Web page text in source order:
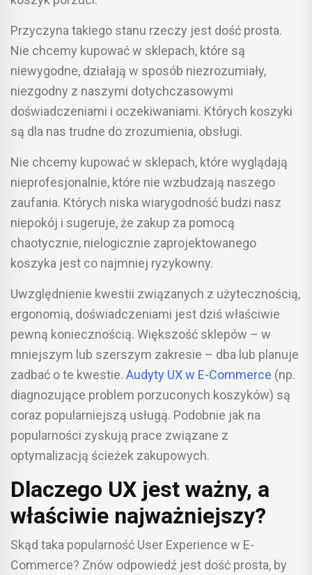
Przyczyna takiego stanu rzeczy jest dość prosta.
Nie chcemy kupować w sklepach, które są
niewygodne, działają w sposób niezrozumiały,
niezgodny z naszymi dotychczasowymi
doświadczeniami i oczekiwaniami. Których koszyki
są dla nas trudne do zrozumienia, obsługi.
Nie chcemy kupować w sklepach, które wyglądają
nieprofesjonalnie, które nie wzbudzają naszego
zaufania. Których niska wiarygodność budzi nasz
niepokój i sugeruje, że zakup za pomocą
chaotycznie, nielogicznie zaprojektowanego
koszyka jest co najmniej ryzykowny.
Uwzględnienie kwestii związanych z użytecznością,
ergonomią, doświadczeniami jest dziś właściwie
pewną koniecznością. Większość sklepów – w
mniejszym lub szerszym zakresie – dba lub planuje
zadbać o te kwestie. Audyty UX w E-Commerce (np.
diagnozujące problem porzuconych koszyków) są
coraz popularniejszą usługą. Podobnie jak na
popularności zyskują prace związane z
optymalizacją ścieżek zakupowych.
Dlaczego UX jest ważny, a
właściwie najważniejszy?
Skąd taka popularność User Experience w E-
Commerce? Znów odpowiedź jest dość prosta, by